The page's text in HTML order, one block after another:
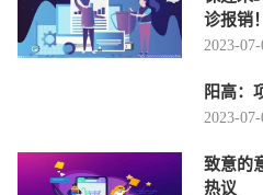
诊报销！
2023-
阳高：
2023-
致意的
热议